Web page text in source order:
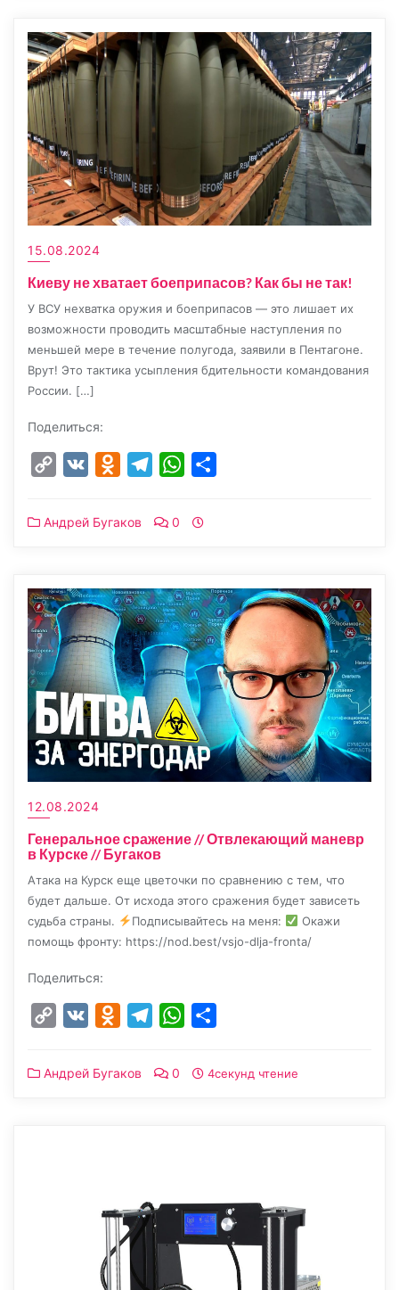
15.08.2024
Киеву не хватает боеприпасов? Как бы не так!
У ВСУ нехватка оружия и боеприпасов — это лишает их
возможности проводить масштабные наступления по
меньшей мере в течение полугода, заявили в Пентагоне.
Врут! Это тактика усыпления бдительности командования
России. […]
Поделиться:
Copy
VK Odnoklassniki
TelegramWhatsApp
Андрей Бугаков 0
12.08.2024
Генеральное сражение // Отвлекающий маневр
в Курске // Бугаков
Атака на Курск еще цветочки по сравнению с тем, что
будет дальше. От исхода этого сражения будет зависеть
судьба страны.
Подписывайтесь на меня:
Окажи
помощь фронту: https://nod.best/vsjo-dlja-fronta/
Поделиться:
Copy
VK Odnoklassniki
TelegramWhatsApp
Андрей Бугаков 0 4секунд чтение